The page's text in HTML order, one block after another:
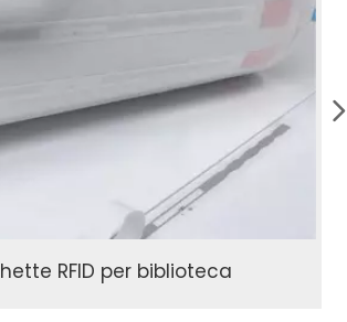
RFID per biblioteca